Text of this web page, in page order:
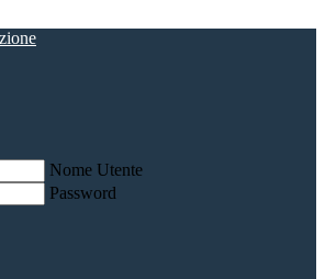
Nome Utente
Password